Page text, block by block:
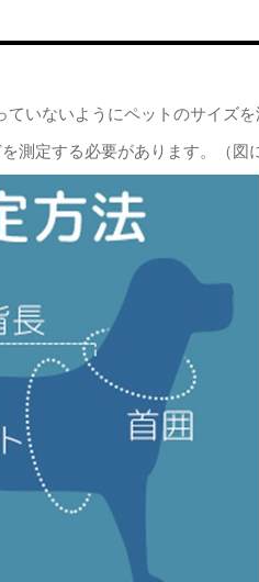
いないようにペットのサイズを
測定する必要があります。（図